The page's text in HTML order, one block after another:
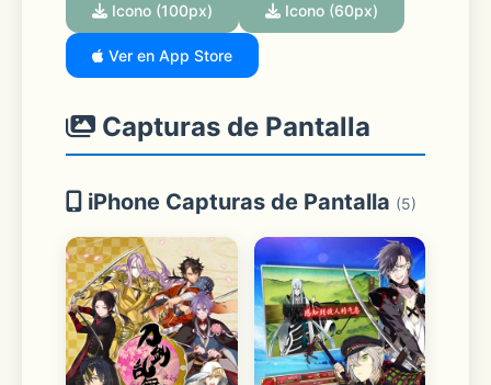
Icono (100px) Icono (60px)
Ver en App Store
Capturas de Pantalla
iPhone Capturas de Pantalla (5)